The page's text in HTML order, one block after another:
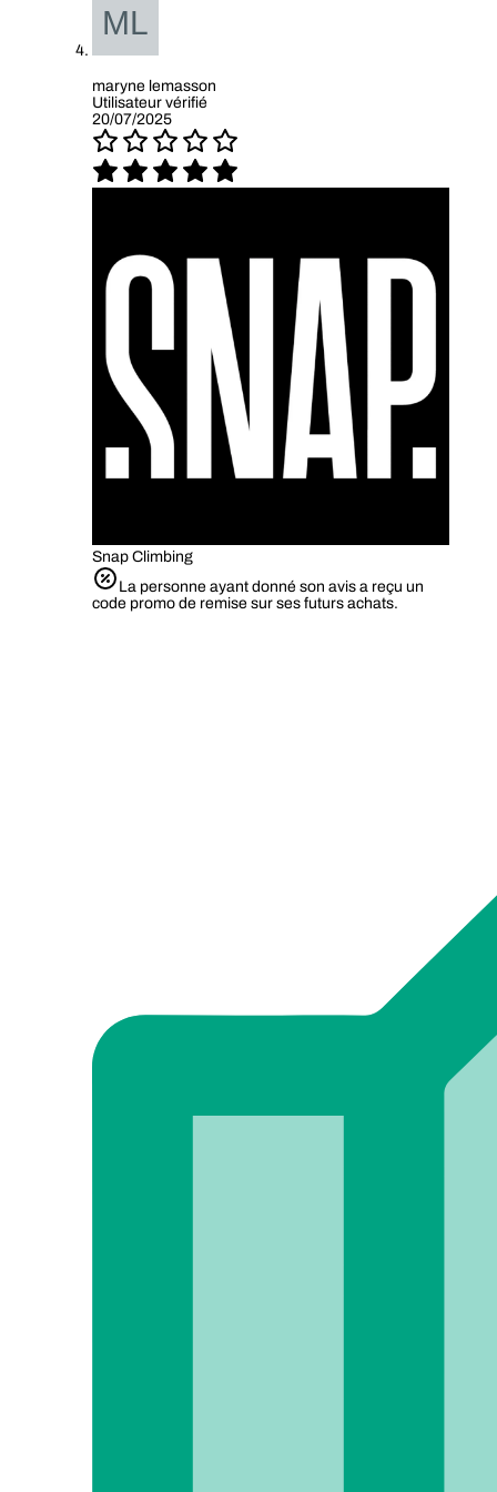
maryne lemasson
Utilisateur vérifié
20/07/2025
Snap Climbing
La personne ayant donné son avis a reçu un
code promo de remise sur ses futurs achats.